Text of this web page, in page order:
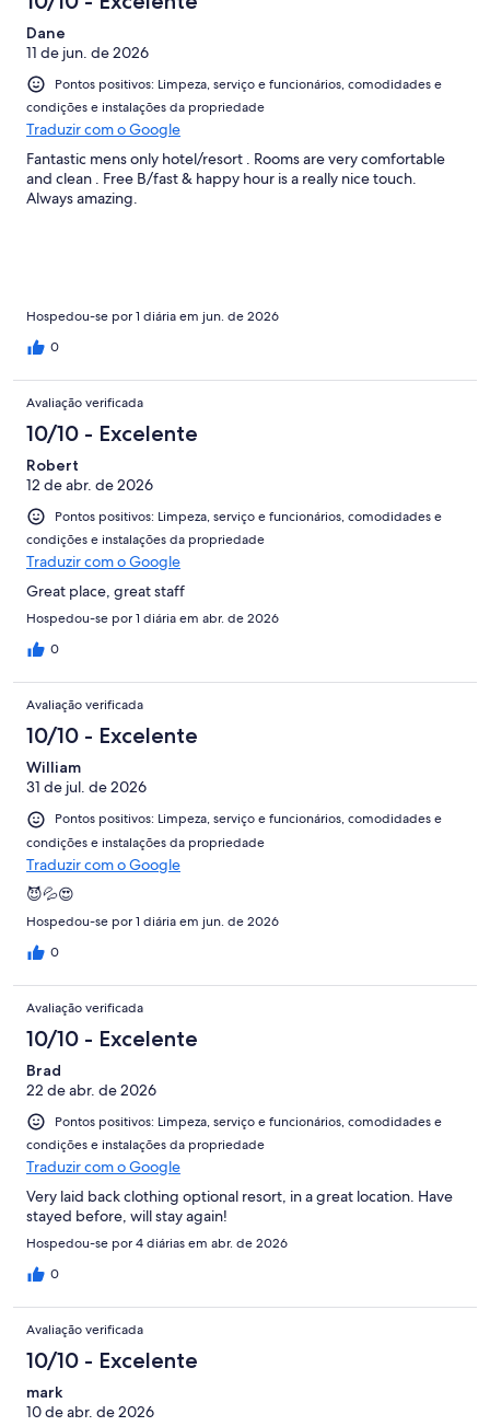
Dane
11 de jun. de 2026
Pontos positivos: Limpeza, serviço e funcionários, comodidades e
condições e instalações da propriedade
Traduzir com o Google
Fantastic mens only hotel/resort . Rooms are very comfortable
and clean . Free B/fast & happy hour is a really nice touch.
Always amazing.
Hospedou-se por 1 diária em jun. de 2026
0
Avaliação verificada
10/10 - Excelente
Robert
12 de abr. de 2026
Pontos positivos: Limpeza, serviço e funcionários, comodidades e
condições e instalações da propriedade
Traduzir com o Google
Great place, great staff
Hospedou-se por 1 diária em abr. de 2026
0
Avaliação verificada
10/10 - Excelente
William
31 de jul. de 2026
Pontos positivos: Limpeza, serviço e funcionários, comodidades e
condições e instalações da propriedade
Traduzir com o Google
😈💦😍
Hospedou-se por 1 diária em jun. de 2026
0
Avaliação verificada
10/10 - Excelente
Brad
22 de abr. de 2026
Pontos positivos: Limpeza, serviço e funcionários, comodidades e
condições e instalações da propriedade
Traduzir com o Google
Very laid back clothing optional resort, in a great location. Have
stayed before, will stay again!
Hospedou-se por 4 diárias em abr. de 2026
0
Avaliação verificada
10/10 - Excelente
mark
10 de abr. de 2026